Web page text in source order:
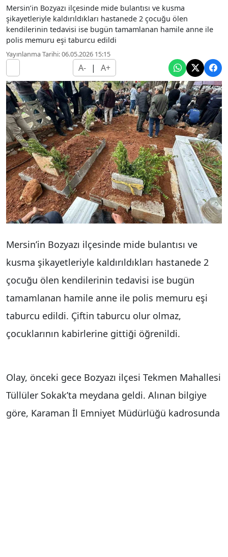
Mersin’in Bozyazı ilçesinde mide bulantısı ve kusma
şikayetleriyle kaldırıldıkları hastanede 2 çocuğu ölen
kendilerinin tedavisi ise bugün tamamlanan hamile anne ile
polis memuru eşi taburcu edildi
Yayınlanma Tarihi: 06.05.2026 15:15
A- | A+
Mersin’in Bozyazı ilçesinde mide bulantısı ve
kusma şikayetleriyle kaldırıldıkları hastanede 2
çocuğu ölen kendilerinin tedavisi ise bugün
tamamlanan hamile anne ile polis memuru eşi
taburcu edildi. Çiftin taburcu olur olmaz,
çocuklarının kabirlerine gittiği öğrenildi.
Olay, önceki gece Bozyazı ilçesi Tekmen Mahallesi
Tüllüler Sokak’ta meydana geldi. Alınan bilgiye
göre, Karaman İl Emniyet Müdürlüğü kadrosunda